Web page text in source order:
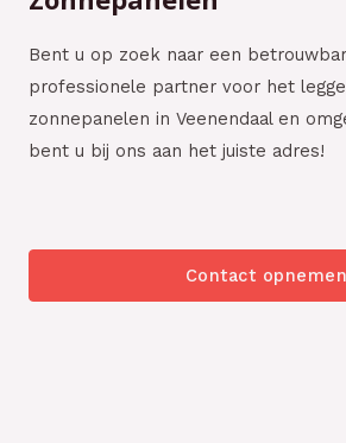
Bent u op zoek naar een
professionele partner voor het
zonnepanelen in Veenendaal en
bent u bij ons aan het juiste adres!
Contact opnemen